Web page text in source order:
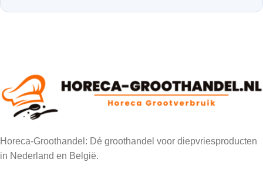
Horeca-Groothandel: Dé groothandel voor diepvriesproducten
in Nederland en België.